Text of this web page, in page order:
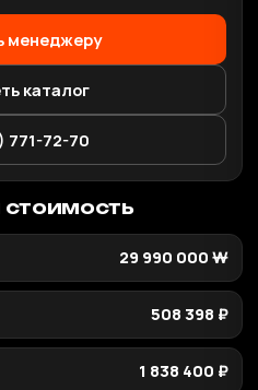
менеджеру
каталог
771-72-70
29 990 000 ₩
508 398 ₽
1 838 400 ₽